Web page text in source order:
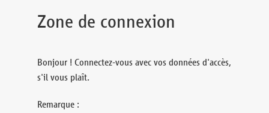
Zone de connexion
Bonjour ! Connectez-vous avec vos données d'accès,
s'il vous plaît.
Remarque :